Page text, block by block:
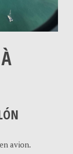
avion.